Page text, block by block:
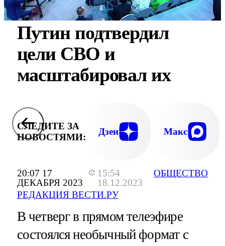
20:07 17
ДЕКАБРЯ 2023
15:54
18.12.2023
РЕДАКЦИЯ ВЕСТИ.РУ
ОБЩЕСТВО
Путин подтвердил
цели СВО и
масштабировал их
СЛЕДИТЕ ЗА
НОВОСТЯМИ:
Дзен Макс
В четверг в прямом телеэфире
состоялся необычный формат с